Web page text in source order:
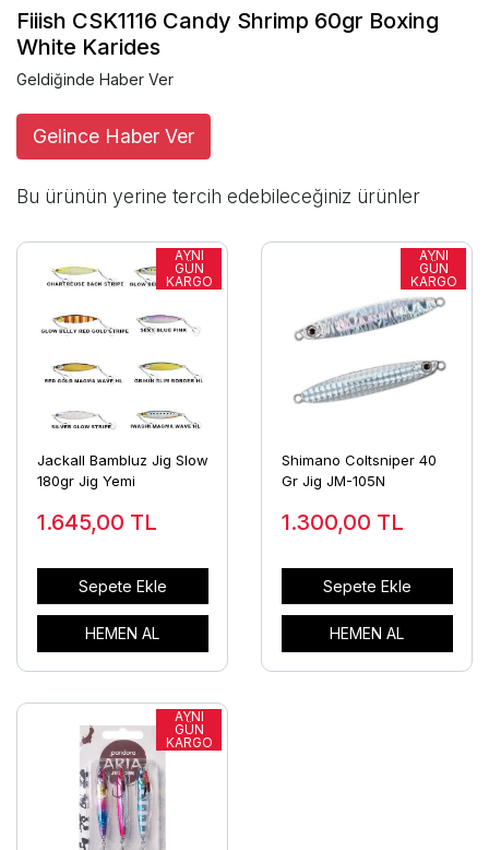
Fiiish CSK1116 Candy Shrimp 60gr Boxing
White Karides
Geldiğinde Haber Ver
Gelince Haber Ver
Bu ürünün yerine tercih edebileceğiniz ürünler
Jackall Bambluz Jig Slow
180gr Jig Yemi
1.645,00 TL
Sepete Ekle
HEMEN AL
Shimano Coltsniper 40
Gr Jig JM-105N
1.300,00 TL
Sepete Ekle
HEMEN AL